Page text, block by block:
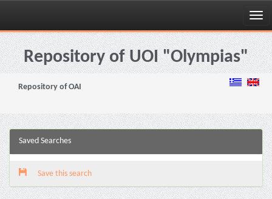
Skip
navigationRepository of UOI "Olympias"
Repository of OAI
Saved Searches
Save this search